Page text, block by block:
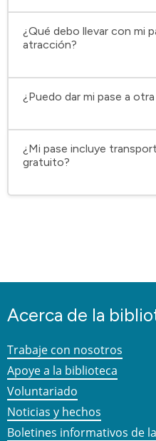
¿Qué debo llevar con mi
atracción?
¿Puedo dar mi pase a
¿Mi pase incluye
gratuito?
Acerca de la
Trabaje con nosotros
Apoye a la biblioteca
Voluntariado
Noticias y hechos
Boletines informativos de